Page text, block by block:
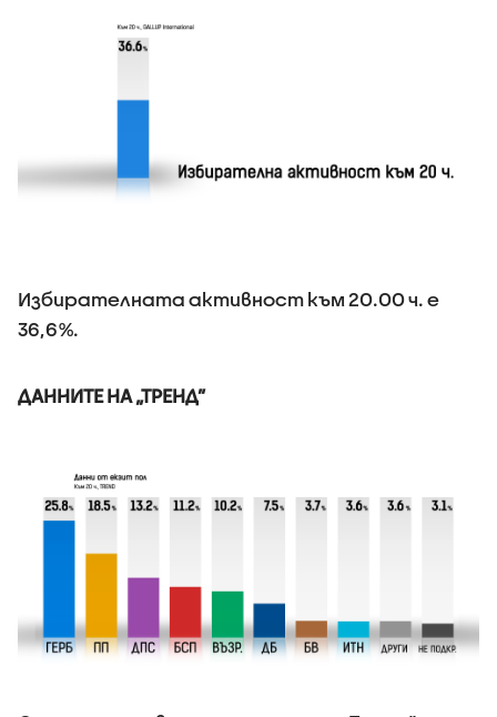
Избирателната активност към 20.00 ч. е
36,6%.
ДАННИТЕ НА „ТРЕНД”